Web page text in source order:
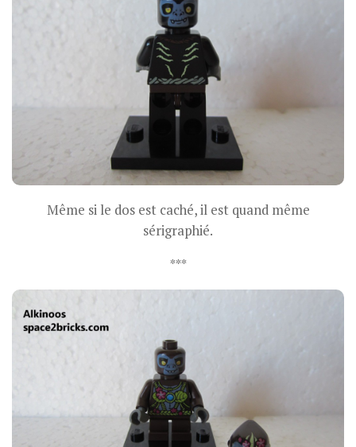
Même si le dos est caché, il est quand même
sérigraphié.
***